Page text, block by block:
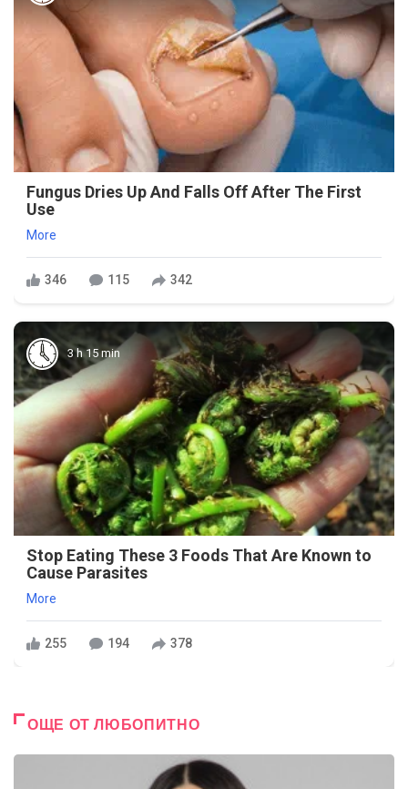
Fungus Dries Up And Falls Off After The First
Use
More
346 115 342
3 h 15 min
Stop Eating These 3 Foods That Are Known to
Cause Parasites
More
255 194 378
ОЩЕ ОТ ЛЮБОПИТНО